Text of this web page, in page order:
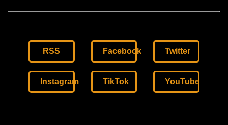
RSS Facebook Twitter
Instagram TikTok YouTube